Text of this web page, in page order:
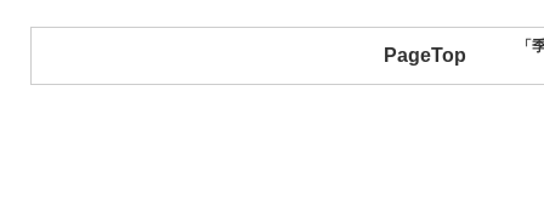
PageTop 「